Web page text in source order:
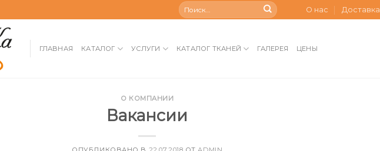
О нас Доставка
ГЛАВНАЯ КАТАЛОГ УСЛУГИ КАТАЛОГ ТКАНЕЙ ГАЛЕРЕЯ ЦЕНЫ
О КОМПАНИИ
Вакансии